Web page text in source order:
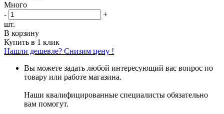
Много
-
+
шт.
В корзину
Купить в 1 клик
Нашли дешевле? Снизим цену !
Вы можете задать любой интересующий вас вопрос по
товару или работе магазина.
Наши квалифицированные специалисты обязательно
вам помогут.